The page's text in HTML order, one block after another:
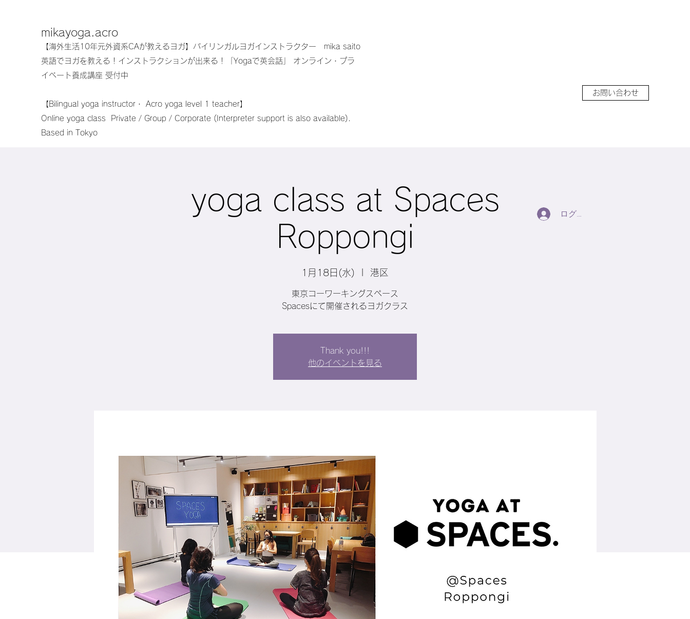
mikayoga.acro
【海外生活10年元外資系CAが教えるヨガ】バイリンガルヨガインストラクター mika saito
英語でヨガを教える！インストラクションが出来る！「Yogaで英会話」 オンライン・プラ
イベート養成講座 受付中
【Bilingual yoga instructor・ Acro yoga level 1 teacher】
Online yoga class Private / Group / Corporate (Interpreter support is also available).
Based in Tokyo
お問い合わせ
ログイン
yoga class at Spaces
Roppongi
1月18日(水) 港区
東京コーワーキングスペース
Spacesにて開催されるヨガクラス
Thank you!!!
他のイベントを見る